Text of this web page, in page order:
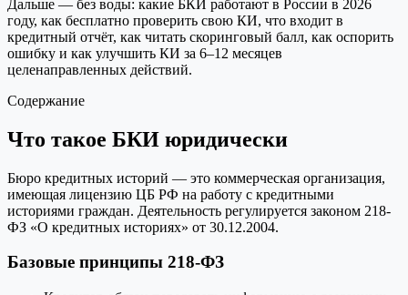
Дальше — без воды: какие БКИ работают в России в 2026
году, как бесплатно проверить свою КИ, что входит в
кредитный отчёт, как читать скоринговый балл, как оспорить
ошибку и как улучшить КИ за 6–12 месяцев
целенаправленных действий.
Содержание
Что такое БКИ юридически
Бюро кредитных историй — это коммерческая организация,
имеющая лицензию ЦБ РФ на работу с кредитными
историями граждан. Деятельность регулируется законом 218-
ФЗ «О кредитных историях» от 30.12.2004.
Базовые принципы 218-ФЗ